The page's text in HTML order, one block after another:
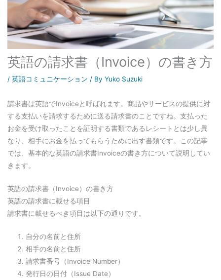
英語の請求書（Invoice）の書き方
/ 英語コミュニケーション / By Yuko Suzuki
請求書は英語でInvoiceと呼ばれます。商品やサービスの提供に対
する支払いを請求するために送る請求書のことですね。支払った
お金を受け取ったことを証明する書類であるレシートとは少し異
なり、相手にお金を払ってもらうために出す書類です。この記事
では、基本的な英語の請求書Invoiceの書き方について説明してい
きます。
英語の請求書（Invoice）の書き方
英語の請求書に載せる項目
請求書に載せるべき項目は以下の通りです。
自分の名前と住所
相手の名前と住所
請求書番号（Invoice Number）
発行日の日付（Issue Date）